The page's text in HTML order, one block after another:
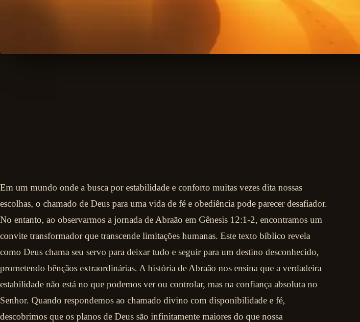
Em um mundo onde a busca por estabilidade e conforto muitas vezes dita nossas
escolhas, o chamado de Deus para uma vida de fé e obediência pode parecer desafiador.
No entanto, ao observarmos a jornada de Abraão em Gênesis 12:1-2, encontramos um
convite transformador que transcende limitações humanas. Este texto bíblico revela
como Deus chama seu servo para deixar tudo e seguir para um destino desconhecido,
prometendo bênçãos extraordinárias. A história de Abraão nos ensina que a verdadeira
estabilidade não está no que podemos ver ou controlar, mas na confiança absoluta no
Senhor. Quando respondemos ao chamado divino com disponibilidade e fé,
descobrimos que os planos de Deus são infinitamente maiores do que nossa